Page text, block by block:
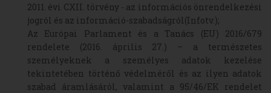
2011. évi CXII. törvény - az információs önrendelkezési
jogról és az információ-szabadságról(Infotv.);
Az Európai Parlament és a Tanács (EU) 2016/679
rendelete (2016. április 27.) – a természetes
személyeknek a személyes adatok kezelése
tekintetében történő védelméről és az ilyen adatok
szabad áramlásáról, valamint a 95/46/EK rendelet